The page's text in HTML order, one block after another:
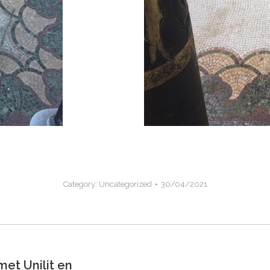
Category: Uncategorized 30/04/2021
Unilit en